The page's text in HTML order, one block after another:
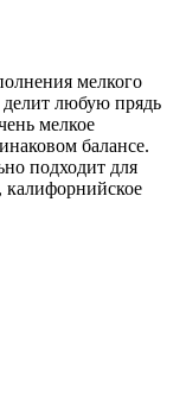
мелкого
делит любую прядь
мелкое
балансе.
подходит для
калифорнийское